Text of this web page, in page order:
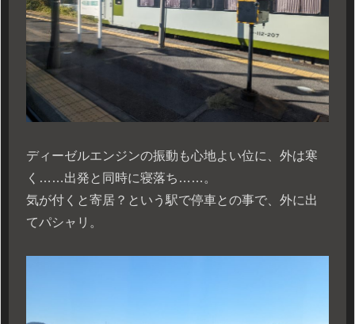
ディーゼルエンジンの振動も心地よい位に、外は寒
く……出発と同時に寝落ち……。
気が付くと寄居？という駅で停車との事で、外に出
てパシャリ。